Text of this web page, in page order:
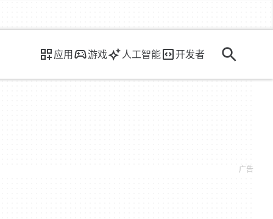
应用 游戏 人工智能 开发者